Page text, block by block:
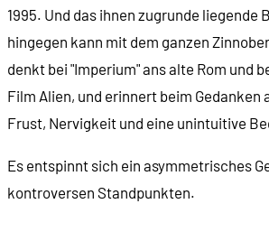
1995. Und das ihnen zugrunde liegende
hingegen kann mit dem ganzen
denkt bei "Imperium" ans alte Rom und
Film Alien, und erinnert beim Gedanken
Frust, Nervigkeit und eine unintuitive
Es entspinnt sich ein asymmetrisches
kontroversen Standpunkten.